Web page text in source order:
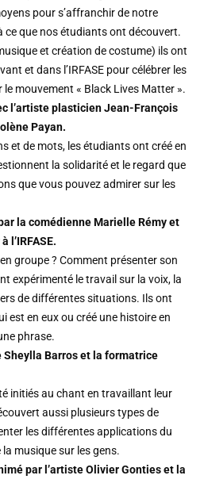
pour s’affranchir de notre
ce que nos étudiants ont découvert.
et création de costume) ils ont
et dans l’IRFASE pour célébrer les
mouvement « Black Lives Matter ».
l’artiste plasticien Jean-François
Payan.
et de mots, les étudiants ont créé en
la solidarité et le regard que
que vous pouvez admirer sur les
la comédienne Marielle Rémy et
l’IRFASE.
groupe ? Comment présenter son
expérimenté le travail sur la voix, la
de différentes situations. Ils ont
est en eux ou créé une histoire en
phrase.
Sheylla Barros et la formatrice
initiés au chant en travaillant leur
aussi plusieurs types de
les différentes applications du
musique sur les gens.
par l’artiste Olivier Gonties et la